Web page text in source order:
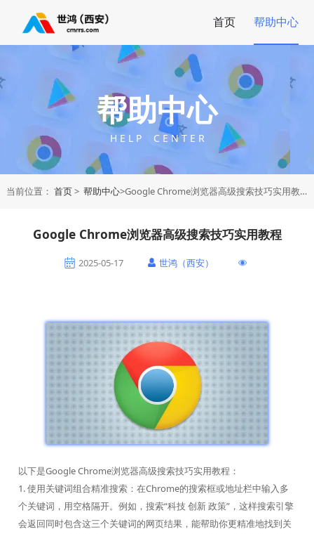
首页 帮助中心
帮助中心
H E L P C E N T E R
当前位置： 首页> 帮助中心>Google Chrome浏览器高级搜索技巧实用教程
Google Chrome浏览器高级搜索技巧实用教程
2025-05-17 世鸿（西安）
以下是Google Chrome浏览器高级搜索技巧实用教程：
1. 使用关键词组合精准搜索：在Chrome的搜索框或地址栏中输入多
个关键词，用空格隔开。例如，搜索“科技 创新 政策”，这样搜索引擎
会返回同时包含这三个关键词的网页结果，能帮助你更精准地找到关